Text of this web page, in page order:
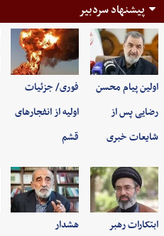
پیشنهاد سردبیر
اولین پیام محسن
رضایی پس از
شایعات خبری
فوری/ جزئیات
اولیه از انفجارهای
قشم
ابتکارات رهبر
هشدار